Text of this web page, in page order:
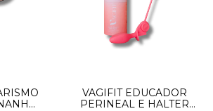
VAGIFIT EDUCADOR
PERINEAL E HALTER